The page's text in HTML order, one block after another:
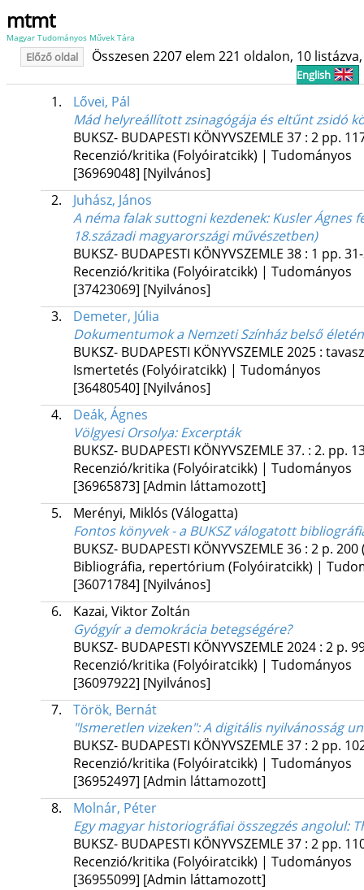
mtmt
Magyar Tudományos Művek Tára
Előző oldal Összesen 2207 elem 221 oldalon, 10
English
1.
Lővei, Pál
Mád helyreállított zsinagógája és eltűnt zsidó
BUKSZ- BUDAPESTI KÖNYVSZEMLE 37: 2 pp.
Recenzió/kritika (Folyóiratcikk) | Tudományos
[36969048] [Nyilvános]
2.
Juhász, János
A néma falak suttogni kezdenek: Kusler
18.századi magyarországi művészetben)
BUKSZ- BUDAPESTI KÖNYVSZEMLE 38: 1 pp.
Recenzió/kritika (Folyóiratcikk) | Tudományos
[37423069] [Nyilvános]
3.
Demeter, Júlia
Dokumentumok a Nemzeti Színház belső
BUKSZ- BUDAPESTI KÖNYVSZEMLE 2025:
Ismertetés (Folyóiratcikk) | Tudományos
[36480540] [Nyilvános]
4.
Deák, Ágnes
Völgyesi Orsolya: Excerpták
BUKSZ- BUDAPESTI KÖNYVSZEMLE 37. : 2. pp.
Recenzió/kritika (Folyóiratcikk) | Tudományos
[36965873] [Admin láttamozott]
5.
Merényi, Miklós (Válogatta)
Fontos könyvek - a BUKSZ válogatott
BUKSZ- BUDAPESTI KÖNYVSZEMLE 36: 2 p. 200
Bibliográfia, repertórium (Folyóiratcikk) |
[36071784] [Nyilvános]
6.
Kazai, Viktor Zoltán
Gyógyír a demokrácia betegségére?
BUKSZ- BUDAPESTI KÖNYVSZEMLE 2024: 2 p.
Recenzió/kritika (Folyóiratcikk) | Tudományos
[36097922] [Nyilvános]
7.
Török, Bernát
"Ismeretlen vizeken": A digitális nyilvánosság
BUKSZ- BUDAPESTI KÖNYVSZEMLE 37: 2 pp.
Recenzió/kritika (Folyóiratcikk) | Tudományos
[36952497] [Admin láttamozott]
8.
Molnár, Péter
Egy magyar historiográfiai összegzés angolul:
BUKSZ- BUDAPESTI KÖNYVSZEMLE 37: 2 pp.
Recenzió/kritika (Folyóiratcikk) | Tudományos
[36955099] [Admin láttamozott]